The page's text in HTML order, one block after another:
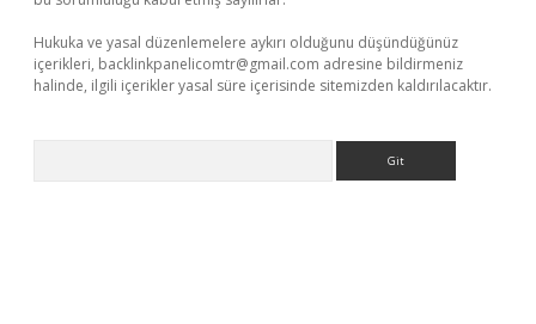
Hukuka ve yasal düzenlemelere aykırı olduğunu düşündüğünüz
içerikleri, backlinkpanelicomtr@gmail.com adresine bildirmeniz
halinde, ilgili içerikler yasal süre içerisinde sitemizden kaldırılacaktır.